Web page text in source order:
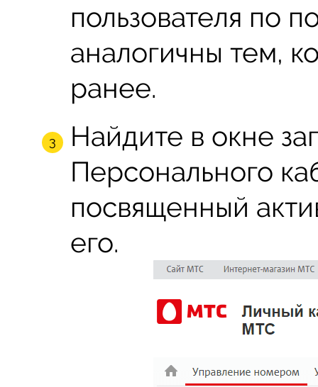
пользователя по
аналогичны тем,
ранее.
Найдите в окне
Персонального
посвященный
его.